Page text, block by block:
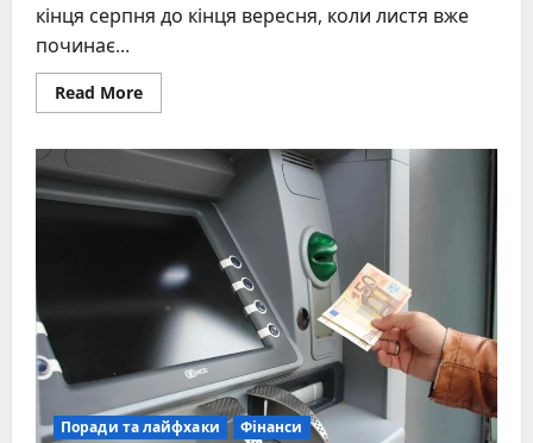
кінця серпня до кінця вересня, коли листя вже
починає...
Read MoreRead
more
пересаджувати
піони:
повний
гід
садівників
Поради та лайфхаки Фінанси